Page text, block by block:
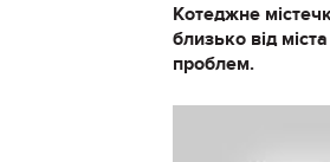
Котеджне
близько від
проблем.